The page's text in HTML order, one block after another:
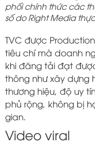
phối chính thức các
số do Right Media
TVC được
tiêu chí mà doanh
khi đăng tải đạt
thông như xây
thương hiệu, độ uy
phủ rộng, không bị
gian.
Video viral